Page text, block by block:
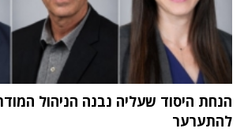
הנחת היסוד שעליה נבנה הניהול
להתערער